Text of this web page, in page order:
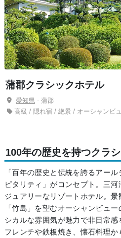
蒲郡クラシックホテル
愛知県- 蒲郡
高級 / 隠れ宿 / 絶景 / オーシャンビ
100年の歴史を持つクラ
「百年の歴史と伝統を誇るアー
ピタリティ」がコンセプト。三
ジュアリーなリゾートホテル。
「竹島」を望むオーシャンビュ
シカルな雰囲気が魅力で非日常
フレンチや鉄板焼き、懐石料理